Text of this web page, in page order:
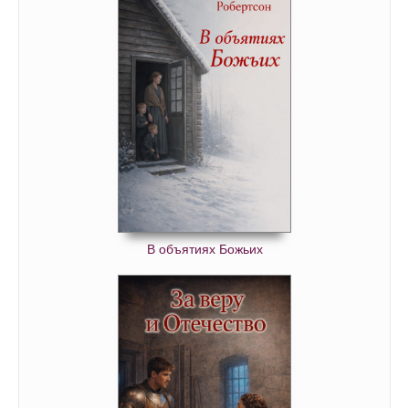
В объятиях Божьих